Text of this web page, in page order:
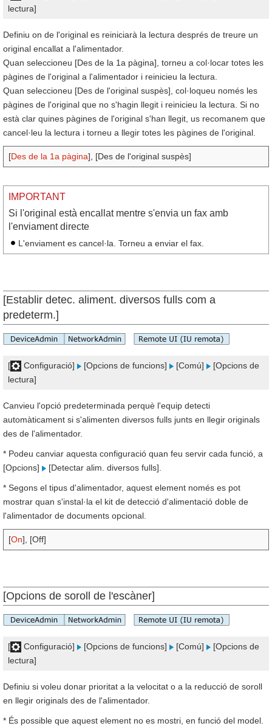
lectura]
Definiu on de l'original es reiniciarà la lectura després de treure un
original encallat a l'alimentador.
Quan seleccioneu [Des de la 1a pàgina], torneu a col·locar totes les
pàgines de l'original a l'alimentador i reinicieu la lectura.
Quan seleccioneu [Des de l'original suspès], col·loqueu només les
pàgines de l'original que no s'hagin llegit i reinicieu la lectura. Si no
està clar quines pàgines de l'original s'han llegit, us recomanem que
cancel·leu la lectura i torneu a llegir totes les pàgines de l'original.
[Des de la 1a pàgina], [Des de l'original suspès]
IMPORTANT
Si l'original està encallat mentre s'envia un fax amb
l'enviament directe
L'enviament es cancel·la. Torneu a enviar el fax.
[Establir detec. aliment. diversos fulls com a
predeterm.]
[ Configuració] [Opcions de funcions] [Comú]
[Opcions de
lectura]
Canvieu l'opció predeterminada perquè l'equip detecti
automàticament si s'alimenten diversos fulls junts en llegir originals
des de l'alimentador.
* Podeu canviar aquesta configuració quan feu servir cada funció, a
[Opcions]
[Detectar alim. diversos fulls].
* Segons el tipus d'alimentador, aquest element només es pot
mostrar quan s'instal·la el kit de detecció d'alimentació doble de
l'alimentador de documents opcional.
[On], [Off]
[Opcions de soroll de l'escàner]
[ Configuració] [Opcions de funcions] [Comú]
[Opcions de
lectura]
Definiu si voleu donar prioritat a la velocitat o a la reducció de soroll
en llegir originals des de l'alimentador.
* És possible que aquest element no es mostri, en funció del model.